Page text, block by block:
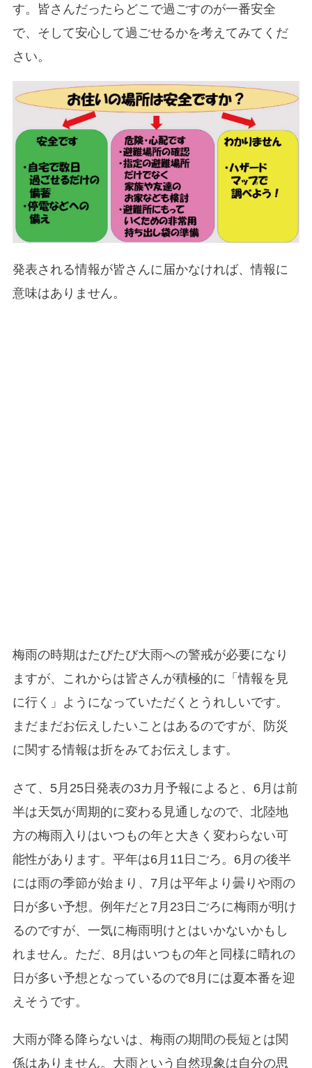
す。皆さんだったらどこで過ごすのが一番安全
で、そして安心して過ごせるかを考えてみてくだ
さい。
発表される情報が皆さんに届かなければ、情報に
意味はありません。
梅雨の時期はたびたび大雨への警戒が必要になり
ますが、これからは皆さんが積極的に「情報を見
に行く」ようになっていただくとうれしいです。
まだまだお伝えしたいことはあるのですが、防災
に関する情報は折をみてお伝えします。
さて、5月25日発表の3カ月予報によると、6月は前
半は天気が周期的に変わる見通しなので、北陸地
方の梅雨入りはいつもの年と大きく変わらない可
能性があります。平年は6月11日ごろ。6月の後半
には雨の季節が始まり、7月は平年より曇りや雨の
日が多い予想。例年だと7月23日ごろに梅雨が明け
るのですが、一気に梅雨明けとはいかないかもし
れません。ただ、8月はいつもの年と同様に晴れの
日が多い予想となっているので8月には夏本番を迎
えそうです。
大雨が降る降らないは、梅雨の期間の長短とは関
係はありません。大雨という自然現象は自分の思